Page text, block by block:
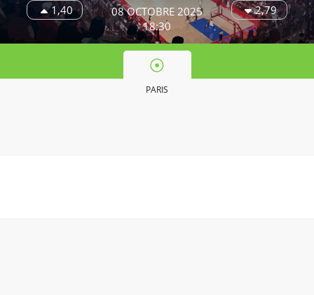
1,40
08 OCTOBRE 2025
18:30
2,79
PARIS